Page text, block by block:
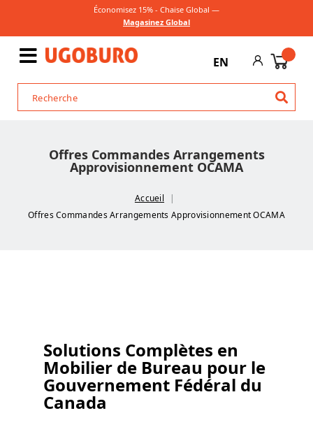
Économisez 15% - Chaise Global —
Magasinez Global
EN
Offres Commandes Arrangements
Approvisionnement OCAMA
Accueil
Offres Commandes Arrangements Approvisionnement OCAMA
Solutions Complètes en
Mobilier de Bureau pour le
Gouvernement Fédéral du
Canada